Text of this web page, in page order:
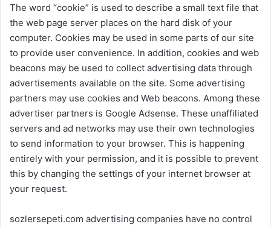
The word “cookie” is used to describe a small text file that
the web page server places on the hard disk of your
computer. Cookies may be used in some parts of our site
to provide user convenience. In addition, cookies and web
beacons may be used to collect advertising data through
advertisements available on the site. Some advertising
partners may use cookies and Web beacons. Among these
advertiser partners is Google Adsense. These unaffiliated
servers and ad networks may use their own technologies
to send information to your browser. This is happening
entirely with your permission, and it is possible to prevent
this by changing the settings of your internet browser at
your request.
sozlersepeti.com advertising companies have no control